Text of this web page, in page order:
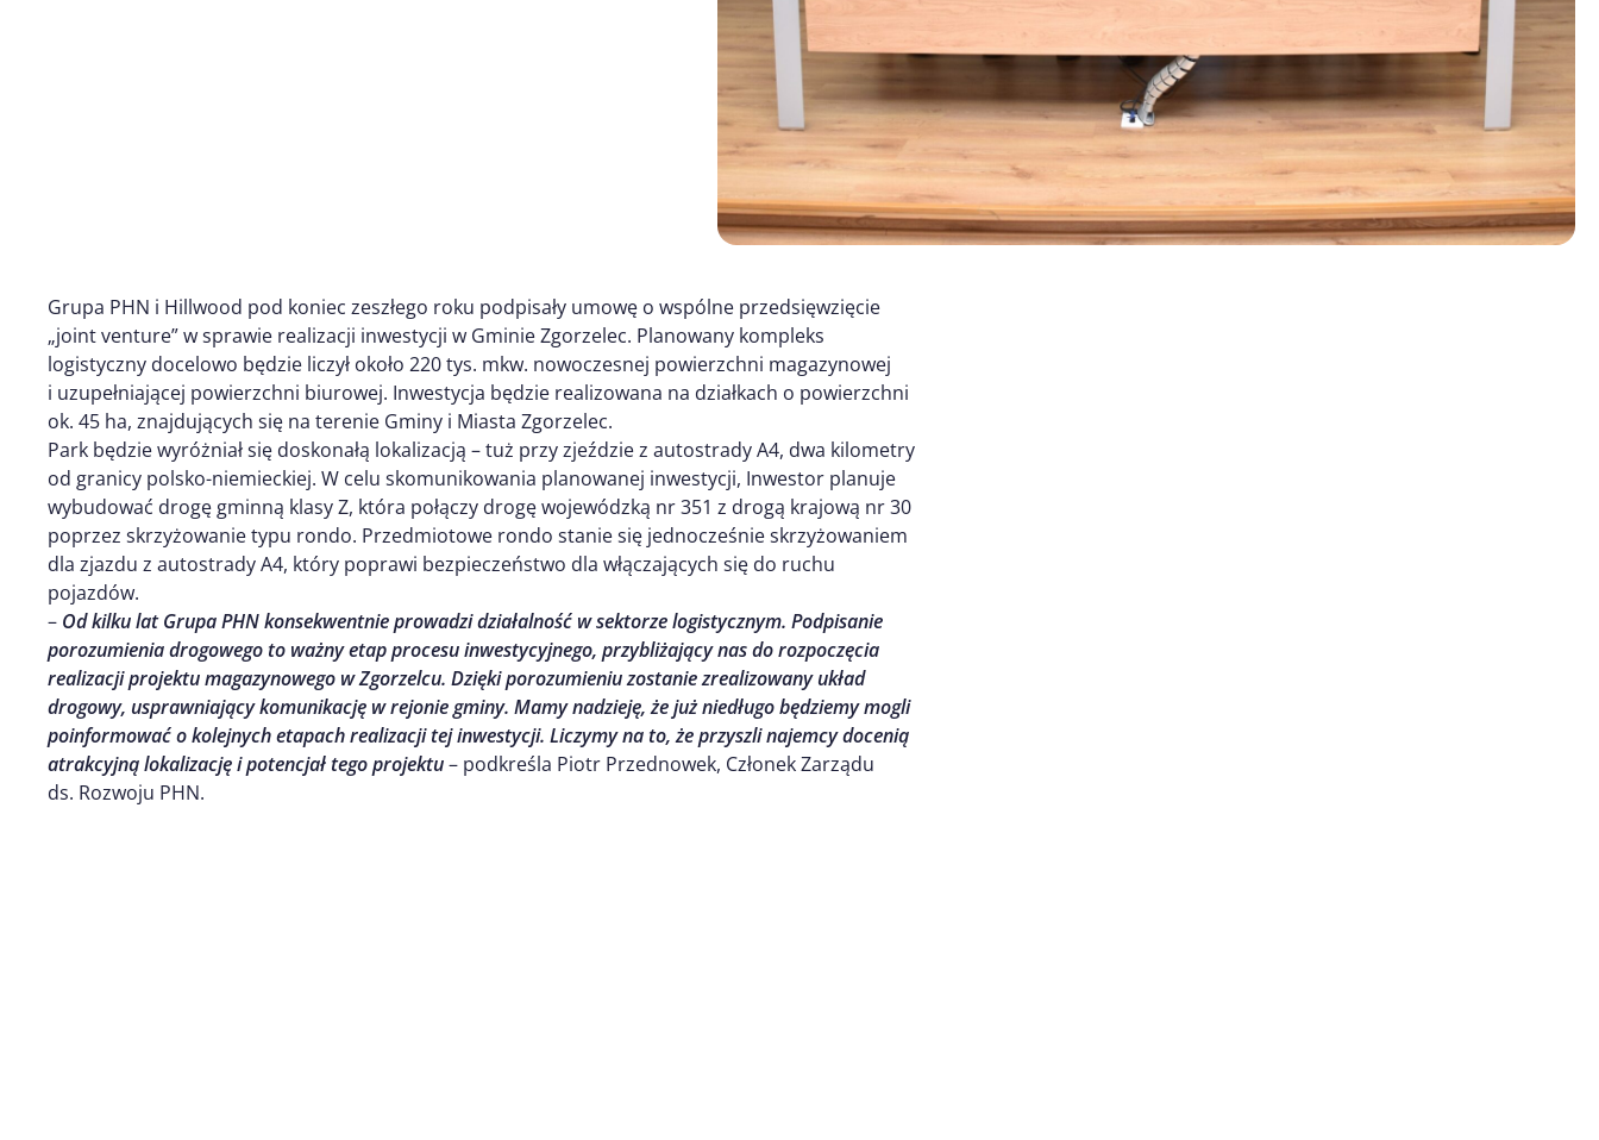
Grupa PHN i Hillwood pod koniec zeszłego roku podpisały umowę o wspólne przedsięwzięcie
„joint venture” w sprawie realizacji inwestycji w Gminie Zgorzelec. Planowany kompleks
logistyczny docelowo będzie liczył około 220 tys. mkw. nowoczesnej powierzchni magazynowej
i uzupełniającej powierzchni biurowej. Inwestycja będzie realizowana na działkach o powierzchni
ok. 45 ha, znajdujących się na terenie Gminy i Miasta Zgorzelec.
Park będzie wyróżniał się doskonałą lokalizacją – tuż przy zjeździe z autostrady A4, dwa kilometry
od granicy polsko-niemieckiej. W celu skomunikowania planowanej inwestycji, Inwestor planuje
wybudować drogę gminną klasy Z, która połączy drogę wojewódzką nr 351 z drogą krajową nr 30
poprzez skrzyżowanie typu rondo. Przedmiotowe rondo stanie się jednocześnie skrzyżowaniem
dla zjazdu z autostrady A4, który poprawi bezpieczeństwo dla włączających się do ruchu
pojazdów.
– Od kilku lat Grupa PHN konsekwentnie prowadzi działalność w sektorze logistycznym. Podpisanie
porozumienia drogowego to ważny etap procesu inwestycyjnego, przybliżający nas do rozpoczęcia
realizacji projektu magazynowego w Zgorzelcu. Dzięki porozumieniu zostanie zrealizowany układ
drogowy, usprawniający komunikację w rejonie gminy. Mamy nadzieję, że już niedługo będziemy mogli
poinformować o kolejnych etapach realizacji tej inwestycji. Liczymy na to, że przyszli najemcy docenią
atrakcyjną lokalizację i potencjał tego projektu– podkreśla Piotr Przednowek, Członek Zarządu
ds. Rozwoju PHN.